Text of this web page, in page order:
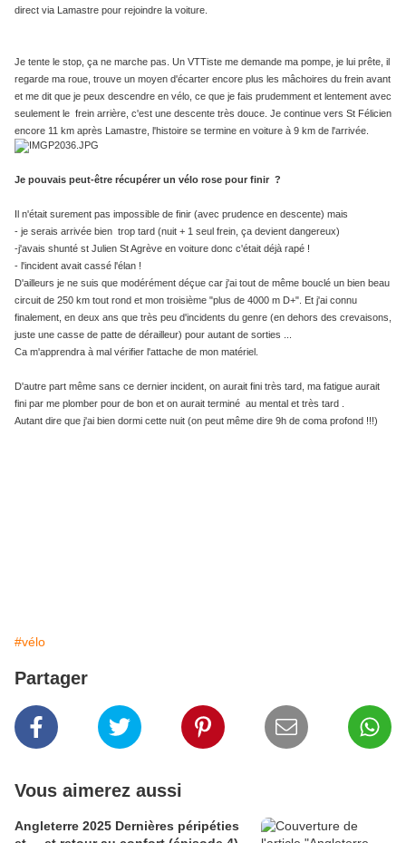
direct via Lamastre pour rejoindre la voiture.
Je tente le stop, ça ne marche pas. Un VTTiste me demande ma pompe, je lui prête, il
regarde ma roue, trouve un moyen d'écarter encore plus les mâchoires du frein avant
et me dit que je peux descendre en vélo, ce que je fais prudemment et lentement avec
seulement le frein arrière, c'est une descente très douce. Je continue vers St Félicien
encore 11 km après Lamastre, l'histoire se termine en voiture à 9 km de l'arrivée.
Je pouvais peut-être récupérer un vélo rose pour finir ?
Il n'était surement pas impossible de finir (avec prudence en descente) mais
- je serais arrivée bien trop tard (nuit + 1 seul frein, ça devient dangereux)
-j'avais shunté st Julien St Agrève en voiture donc c'était déjà rapé !
- l'incident avait cassé l'élan !
D'ailleurs je ne suis que modérément déçue car j'ai tout de même bouclé un bien beau
circuit de 250 km tout rond et mon troisième "plus de 4000 m D+". Et j'ai connu
finalement, en deux ans que très peu d'incidents du genre (en dehors des crevaisons,
juste une casse de patte de dérailleur) pour autant de sorties ...
Ca m'apprendra à mal vérifier l'attache de mon matériel.
D'autre part même sans ce dernier incident, on aurait fini très tard, ma fatigue aurait
fini par me plomber pour de bon et on aurait terminé au mental et très tard .
Autant dire que j'ai bien dormi cette nuit (on peut même dire 9h de coma profond !!!)
#vélo
Partager
Vous aimerez aussi
Angleterre 2025 Dernières péripéties